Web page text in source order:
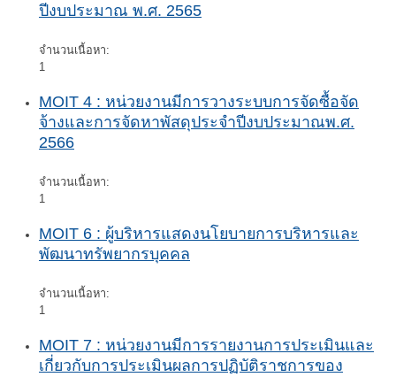
ปีงบประมาณ พ.ศ. 2565
จำนวนเนื้อหา:
1
MOIT 4 : หน่วยงานมีการวางระบบการจัดซื้อจัด
จ้างและการจัดหาพัสดุประจำปีงบประมาณพ.ศ.
2566
จำนวนเนื้อหา:
1
MOIT 6 : ผู้บริหารแสดงนโยบายการบริหารและ
พัฒนาทรัพยากรบุคคล
จำนวนเนื้อหา:
1
MOIT 7 : หน่วยงานมีการรายงานการประเมินและ
เกี่ยวกับการประเมินผลการปฏิบัติราชการของ